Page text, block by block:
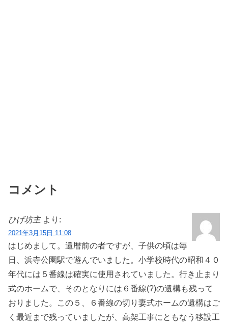
コメント
ひげ坊主 より:
2021年3月15日 11:08
はじめまして。還暦前の者ですが、子供の頃は毎
日、浜寺公園駅で遊んでいました。小学校時代の昭和４０
年代には５番線は確実に使用されていました。行き止まり
式のホームで、そのとなりには６番線(?)の遺構も残って
おりました。この５、６番線の切り妻式ホームの遺構はご
く最近まで残っていましたが、高架工事にともなう移設工